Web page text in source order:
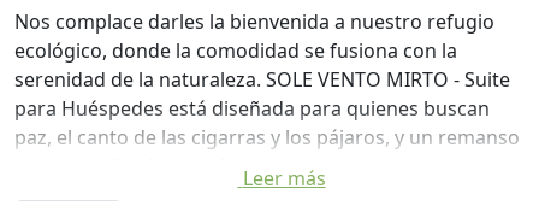
Nos complace darles la bienvenida a nuestro refugio
ecológico, donde la comodidad se fusiona con la
serenidad de la naturaleza. SOLE VENTO MIRTO - Suite
para Huéspedes está diseñada para quienes buscan
paz, el canto de las cigarras y los pájaros, y un remanso
de tranquilidad rodeado del exuberante paisaje
mediterráneo. Es el punto de partida ideal para
Leer más